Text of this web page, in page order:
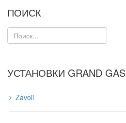
ПОИСК
УСТАНОВКИ GRAND GAS
Zavoli